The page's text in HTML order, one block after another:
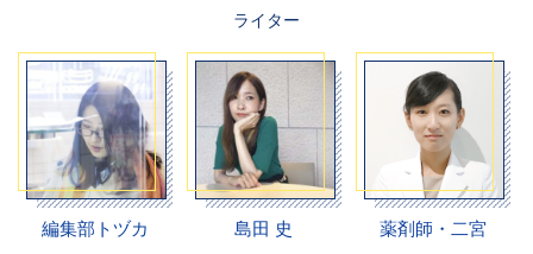
ライター
編集部トヅカ 島田 史 薬剤師・二宮